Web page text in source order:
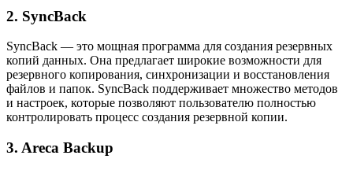
2. SyncBack
SyncBack — это мощная программа для создания резервных
копий данных. Она предлагает широкие возможности для
резервного копирования, синхронизации и восстановления
файлов и папок. SyncBack поддерживает множество методов
и настроек, которые позволяют пользователю полностью
контролировать процесс создания резервной копии.
3. Areca Backup